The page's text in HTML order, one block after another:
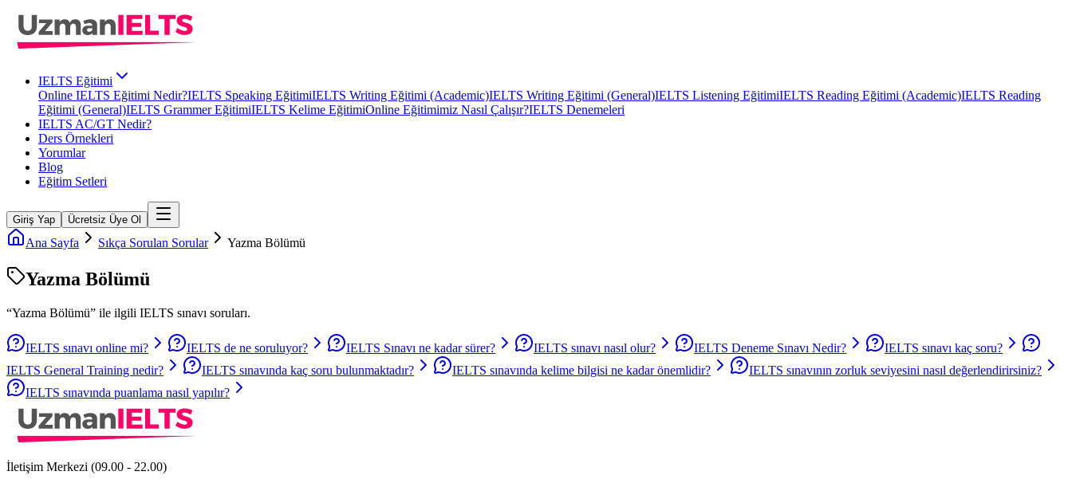
IELTS Eğitimi
Online IELTS Eğitimi Nedir?IELTS Speaking EğitimiIELTS Writing Eğitimi (Academic)IELTS Writing Eğitimi (General)IELTS Listening EğitimiIELTS Reading Eğitimi (Academic)IELTS Reading
Eğitimi (General)IELTS Grammer EğitimiIELTS Kelime EğitimiOnline Eğitimimiz Nasıl Çalışır?IELTS Denemeleri
IELTS AC/GT Nedir?
Ders Örnekleri
Yorumlar
Blog
Eğitim Setleri
Giriş Yap Ücretsiz Üye Ol
Ana Sayfa Sıkça Sorulan Sorular Yazma Bölümü
Yazma Bölümü
“Yazma Bölümü” ile ilgili IELTS sınavı soruları.
IELTS sınavı online mi? IELTS de ne soruluyor? IELTS Sınavı ne kadar sürer? IELTS sınavı nasıl olur? IELTS Deneme Sınavı Nedir?
IELTS sınavı kaç soru?
IELTS General Training nedir?
IELTS sınavında kaç soru bulunmaktadır? IELTS sınavında kelime bilgisi ne kadar önemlidir?
IELTS sınavının zorluk seviyesini nasıl değerlendirirsiniz?
IELTS sınavında puanlama nasıl yapılır?
İletişim Merkezi (09.00 - 22.00)